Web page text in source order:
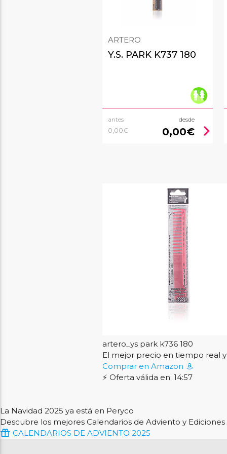
ARTERO
Y.S. PARK K737 180
antes
0,00€
desde
0,00€ chevron_right
artero_ys park k736 180
El mejor precio en tiempo real
Comprar en Amazon
⚡ Oferta válida en: 14:56
La Navidad 2025 ya está en Peryco
Descubre los mejores Calendarios de Adviento y Ediciones
CALENDARIOS DE ADVIENTO 2025